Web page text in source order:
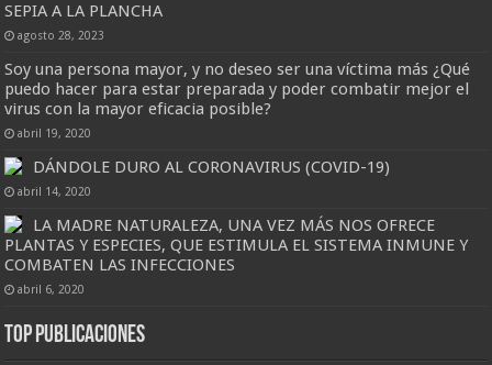
SEPIA A LA PLANCHA
agosto 28, 2023
Soy una persona mayor, y no deseo ser una víctima más ¿Qué
puedo hacer para estar preparada y poder combatir mejor el
virus con la mayor eficacia posible?
abril 19, 2020
DÁNDOLE DURO AL CORONAVIRUS (COVID-19)
abril 14, 2020
LA MADRE NATURALEZA, UNA VEZ MÁS NOS OFRECE
PLANTAS Y ESPECIES, QUE ESTIMULA EL SISTEMA INMUNE Y
COMBATEN LAS INFECCIONES
abril 6, 2020
Top Publicaciones